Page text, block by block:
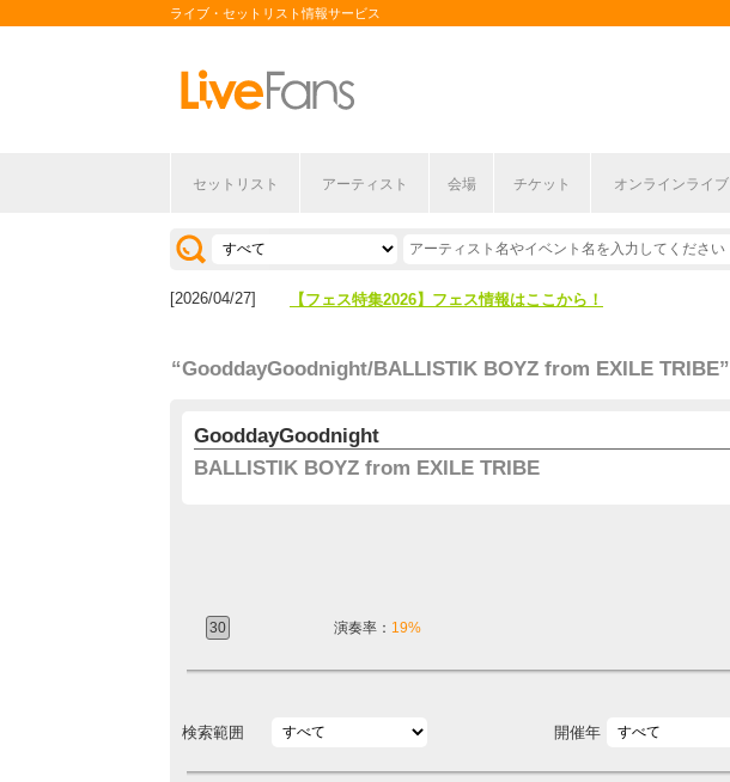
ライブ・セットリスト情報サービス
セットリスト アーティスト 会場 チケット オンラインライブ
[2026/07/28] 【ライブ動員ランキング】2026年上半期編発表！
[2026/04/27] 【フェス特集2026】フェス情報はここから！
“GooddayGoodnight/BALLISTIK BOYZ from EXILE TRIBE”
GooddayGoodnight
BALLISTIK BOYZ from EXILE TRIBE
30 演奏率： 19%
検索範囲 開催年